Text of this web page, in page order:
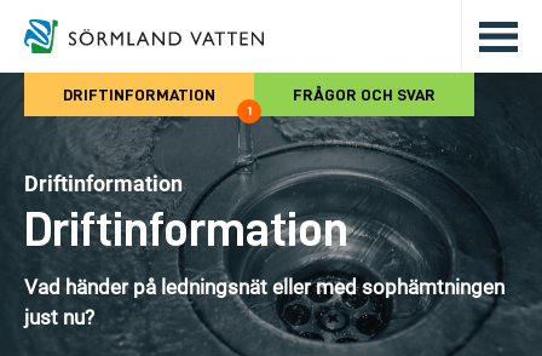
Hoppa till det huvudsakliga
DRIFTINFORMATION
1
FRÅGOR OCH SVAR
Driftinformation
Driftinformation
Vad händer på ledningsnät eller med sophämtningen
just nu?